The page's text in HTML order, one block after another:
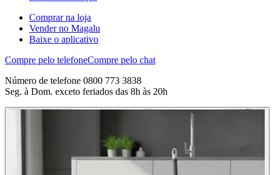
Comprar na loja
Vender no Magalu
Baixe o aplicativo
Compre pelo telefoneCompre pelo chat
Número de telefone 0800 773 3838
Seg. à Dom. exceto feriados das 8h às 20h